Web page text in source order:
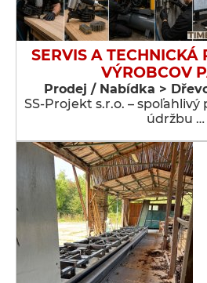
SERVIS A TECHNICKÁ
VÝROBCOV
Prodej / Nabídka >
SS-Projekt s.r.o. –
údržbu …